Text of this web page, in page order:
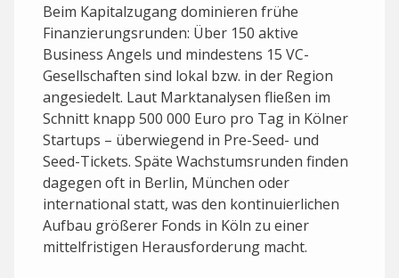
Beim Kapitalzugang dominieren frühe
Finanzierungs­runden: Über 150 aktive
Business Angels und mindestens 15 VC-
Gesellschaften sind lokal bzw. in der Region
angesiedelt. Laut Marktanalysen fließen im
Schnitt knapp 500 000 Euro pro Tag in Kölner
Startups – überwiegend in Pre-Seed- und
Seed-Tickets. Späte Wachstumsrunden finden
dagegen oft in Berlin, München oder
international statt, was den kontinuierlichen
Aufbau größerer Fonds in Köln zu einer
mittelfristigen Herausforderung macht.